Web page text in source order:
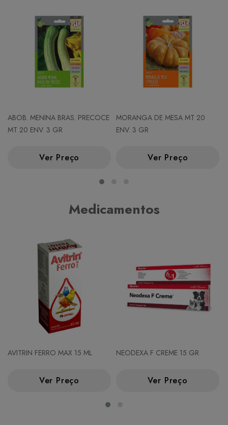
ABOB. MENINA BRAS. PRECOCE
MT 20 ENV. 3 GR
Ver Preço
MORANGA DE MESA MT 20
ENV. 3 GR
Ver Preço
Medicamentos
AVITRIN FERRO MAX 15 ML
Ver Preço
NEODEXA F CREME 15 GR
Ver Preço